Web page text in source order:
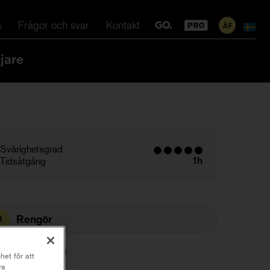
Frågor och svar Kontakt
Svårighetsgrad
Tidsåtgång
1h
1 Rengör
Slipa ytan
för att